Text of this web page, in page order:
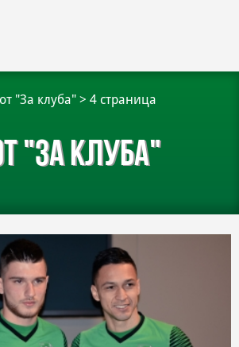
"За клуба" > 4 страница
"За клуба"